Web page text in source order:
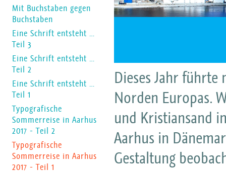
Dieses Jahr
Norden Europas.
und Kristiansand
Aarhus in
Gestaltung
Mit Buchstaben gegen
Buchstaben
Eine Schrift entsteht …
Teil 3
Eine Schrift entsteht …
Teil 2
Eine Schrift entsteht …
Teil 1
Typografische
Sommerreise in Aarhus
2017 - Teil 2
Typografische
Sommerreise in Aarhus
2017 - Teil 1